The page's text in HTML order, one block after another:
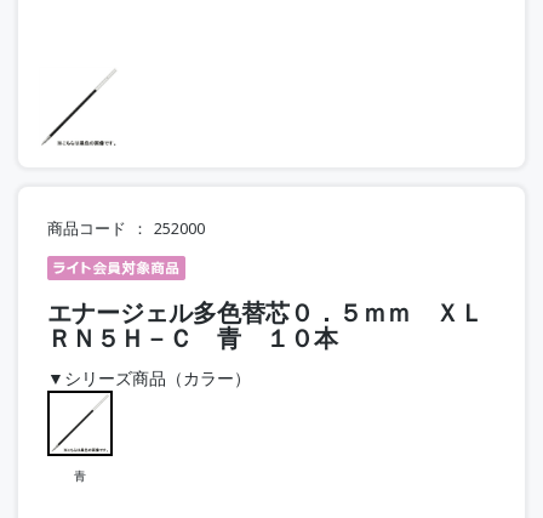
商品コード 252000
エナージェル多色替芯０．５ｍｍ ＸＬ
ＲＮ５Ｈ－Ｃ 青 １０本
▼シリーズ商品（カラー）
青